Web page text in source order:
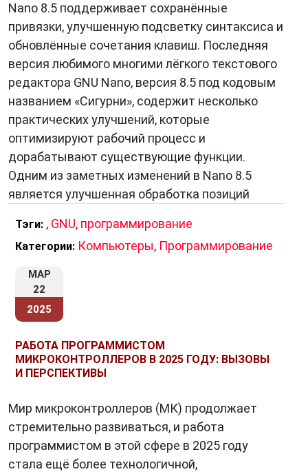
Nano 8.5 поддерживает сохранённые
привязки, улучшенную подсветку синтаксиса и
обновлённые сочетания клавиш. Последняя
версия любимого многими лёгкого текстового
редактора GNU Nano, версия 8.5 под кодовым
названием «Сигурни», содержит несколько
практических улучшений, которые
оптимизируют рабочий процесс и
дорабатывают существующие функции.
Одним из заметных изменений в Nano 8.5
является улучшенная обработка позиций
Тэги: , GNU, программирование
Категории: Компьютеры, Программирование
МАР
22
2025
РАБОТА ПРОГРАММИСТОМ
МИКРОКОНТРОЛЛЕРОВ В 2025 ГОДУ: ВЫЗОВЫ
И ПЕРСПЕКТИВЫ
Мир микроконтроллеров (МК) продолжает
стремительно развиваться, и работа
программистом в этой сфере в 2025 году
стала ещё более технологичной,